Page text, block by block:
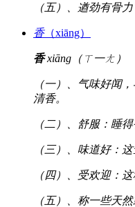
（五）、遒劲有骨
香（xiāng）
香xiāng（ㄒ一ㄤ）
（一）、气味好闻
清香。
（二）、舒服：睡得
（三）、味道好：这
（四）、受欢迎：
（五）、称一些天